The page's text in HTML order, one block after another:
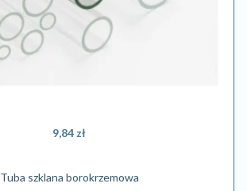
9,84 zł
Tuba szklana borokrzemowa